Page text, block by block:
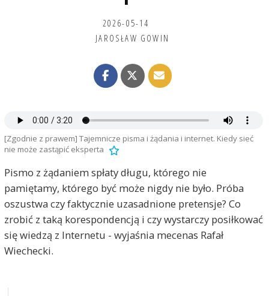
2026-05-14
JAROSŁAW GOWIN
[Zgodnie z prawem] Tajemnicze pisma i żądania i internet. Kiedy sieć
nie może zastąpić eksperta
Pismo z żądaniem spłaty długu, którego nie
pamiętamy, którego być może nigdy nie było. Próba
oszustwa czy faktycznie uzasadnione pretensje? Co
zrobić z taką korespondencją i czy wystarczy posiłkować
się wiedzą z Internetu - wyjaśnia mecenas Rafał
Wiechecki.